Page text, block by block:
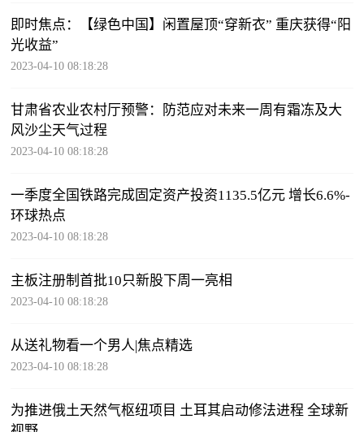
即时焦点：【绿色中国】闲置屋顶“穿新衣” 重庆获得“阳
光收益”
2023-04-10 08:18:28
甘肃省农业农村厅预警：防范应对未来一周有霜冻及大
风沙尘天气过程
2023-04-10 08:18:28
一季度全国铁路完成固定资产投资1135.5亿元 增长6.6%-
环球热点
2023-04-10 08:18:28
主板注册制首批10只新股下周一亮相
2023-04-10 08:18:28
从送礼物看一个男人|焦点精选
2023-04-10 08:18:28
为推进俄土天然气枢纽项目 土耳其启动修法进程 全球新